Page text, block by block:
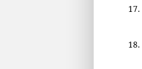
17.
18.